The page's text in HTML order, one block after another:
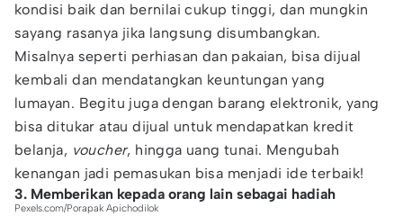
kondisi baik dan bernilai cukup tinggi, dan mungkin
sayang rasanya jika langsung disumbangkan.
Misalnya seperti perhiasan dan pakaian, bisa dijual
kembali dan mendatangkan keuntungan yang
lumayan. Begitu juga dengan barang elektronik, yang
bisa ditukar atau dijual untuk mendapatkan kredit
belanja, voucher, hingga uang tunai. Mengubah
kenangan jadi pemasukan bisa menjadi ide terbaik!
3. Memberikan kepada orang lain sebagai hadiah
Pexels.com/Porapak Apichodilok